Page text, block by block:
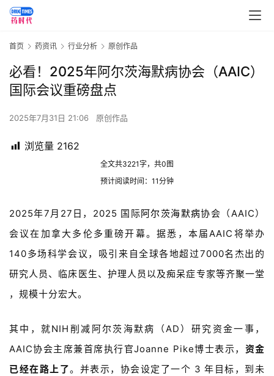
首页 药资讯 行业分析 原创作品
必看！2025年阿尔茨海默病协会（AAIC）
国际会议重磅盘点
2025年7月31日 21:06 原创作品
浏览量 2162
全文共3221字，共0图
预计阅读时间：11分钟
2025年7月27日，2025 国际阿尔茨海默病协会 （AAIC）
会议在加拿大多伦多重磅开幕。据悉，本届AAIC将举办
140多场科学会议，吸引来自全球各地超过7000名杰出的
研究人员、临床医生、护理人员以及痴呆症专家等齐聚一堂
，规模十分宏大。
其中，就NIH削减阿尔茨海默病 （AD） 研究资金一事，
AAIC协会主席兼首席执行官Joanne Pike博士表示， 资金
已经在路上了。并表示，协会设定了一个 3 年目标，到未